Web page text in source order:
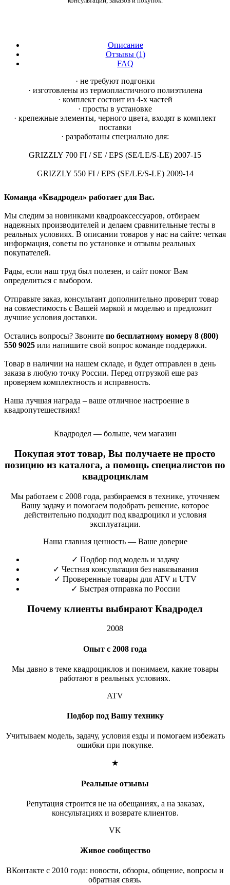
Описание
Отзывы (1)
FAQ
· не требуют подгонки
· изготовлены из термопластичного полиэтилена
· комплект состоит из 4-х частей
· просты в установке
· крепежные элементы, черного цвета, входят в комплект
поставки
· разработаны специально для:
GRIZZLY 700 FI / SE / EPS (SE/LE/S-LE) 2007-15
GRIZZLY 550 FI / EPS (SE/LE/S-LE) 2009-14
Команда «Квадродел» работает для Вас.
Мы следим за новинками квадроаксессуаров, отбираем
надежных производителей и делаем сравнительные тесты в
реальных условиях. В описании товаров у нас на сайте: четкая
информация, советы по установке и отзывы реальных
покупателей.
Рады, если наш труд был полезен, и сайт помог Вам
определиться с выбором.
Отправьте заказ, консультант дополнительно проверит товар
на совместимость с Вашей маркой и моделью и предложит
лучшие условия доставки.
Остались вопросы? Звоните по бесплатному номеру 8 (800)
550 9025 или напишите свой вопрос команде поддержки.
Товар в наличии на нашем складе, и будет отправлен в день
заказа в любую точку России. Перед отгрузкой еще раз
проверяем комплектность и исправность.
Наша лучшая награда – ваше отличное настроение в
квадропутешествиях!
Квадродел — больше, чем магазин
Покупая этот товар, Вы получаете не просто
позицию из каталога, а помощь специалистов по
квадроциклам
Мы работаем с 2008 года, разбираемся в технике, уточняем
Вашу задачу и помогаем подобрать решение, которое
действительно подходит под квадроцикл и условия
эксплуатации.
Наша главная ценность — Ваше доверие
✓ Подбор под модель и задачу
✓ Честная консультация без навязывания
✓ Проверенные товары для ATV и UTV
✓ Быстрая отправка по России
Почему клиенты выбирают Квадродел
2008
Опыт с 2008 года
Мы давно в теме квадроциклов и понимаем, какие товары
работают в реальных условиях.
ATV
Подбор под Вашу технику
Учитываем модель, задачу, условия езды и помогаем избежать
ошибки при покупке.
★
Реальные отзывы
Репутация строится не на обещаниях, а на заказах,
консультациях и возврате клиентов.
VK
Живое сообщество
ВКонтакте с 2010 года: новости, обзоры, общение, вопросы и
обратная связь.